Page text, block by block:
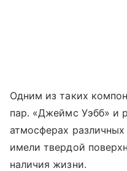
Одним из таких
пар. «Джеймс Уэбб» и
атмосферах
имели твердой
наличия жизни.